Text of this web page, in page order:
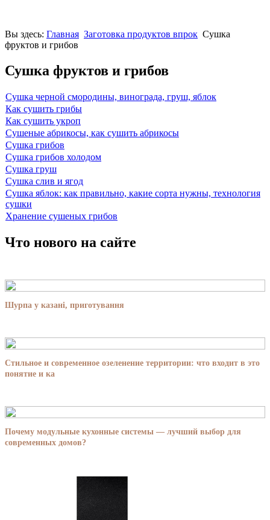
Вы здесь: Главная Заготовка продуктов впрок Сушка
фруктов и грибов
Сушка фруктов и грибов
Cушка черной смородины, винограда, груш, яблок
Как сушить грибы
Как сушить укроп
Сушеные абрикосы, как сушить абрикосы
Сушка грибов
Сушка грибов холодом
Сушка груш
Сушка слив и ягод
Сушка яблок: как правильно, какие сорта нужны, технология
сушки
Хранение сушеных грибов
Что нового на сайте
Шурпа у казані, приготування
Стильное и современное озеленение территории: что входит в это
понятие и ка
Почему модульные кухонные системы — лучший выбор для
современных домов?